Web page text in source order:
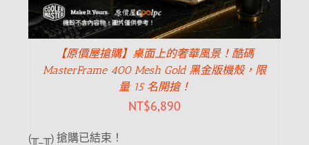
【原價屋搶購】桌面上的奢華風景！酷碼
MasterFrame 400 Mesh Gold 黑金版機殼，限
量 15 名開搶！
NT$6,890
(╥_╥) 搶購已結束！